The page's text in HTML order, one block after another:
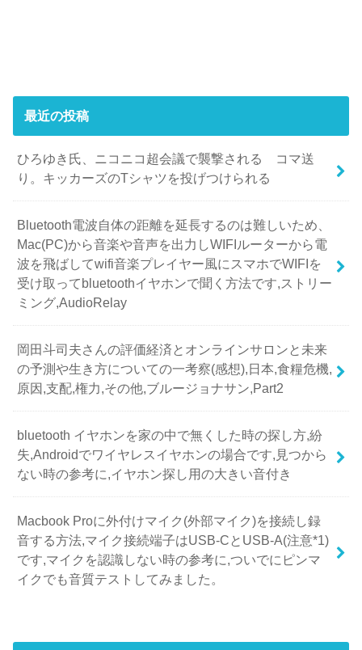
最近の投稿
ひろゆき氏、ニコニコ超会議で襲撃される コマ送
り。キッカーズのTシャツを投げつけられる
Bluetooth電波自体の距離を延長するのは難しいため、
Mac(PC)から音楽や音声を出力しWIFIルーターから電
波を飛ばしてwifi音楽プレイヤー風にスマホでWIFIを
受け取ってbluetoothイヤホンで聞く方法です,ストリー
ミング,AudioRelay
岡田斗司夫さんの評価経済とオンラインサロンと未来
の予測や生き方についての一考察(感想),日本,食糧危機,
原因,支配,権力,その他,ブルージョナサン,Part2
bluetooth イヤホンを家の中で無くした時の探し方,紛
失,Androidでワイヤレスイヤホンの場合です,見つから
ない時の参考に,イヤホン探し用の大きい音付き
Macbook Proに外付けマイク(外部マイク)を接続し録
音する方法,マイク接続端子はUSB-CとUSB-A(注意*1)
です,マイクを認識しない時の参考に,ついでにピンマ
イクでも音質テストしてみました。